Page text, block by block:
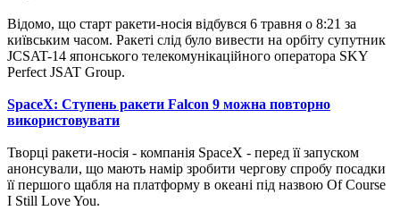
Відомо, що старт ракети-носія відбувся 6 травня о 8:21 за
київським часом. Ракеті слід було вивести на орбіту супутник
JCSAT-14 японського телекомунікаційного оператора SKY
Perfect JSAT Group.
SpaceX: Ступень ракети Falcon 9 можна повторно
використовувати
Творці ракети-носія - компанія SpaceX - перед її запуском
анонсували, що мають намір зробити чергову спробу посадки
її першого щабля на платформу в океані під назвою Of Course
I Still Love You.